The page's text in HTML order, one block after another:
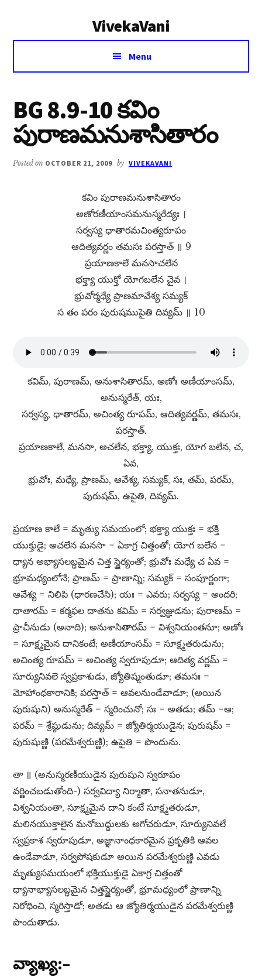
VivekaVani
Voice
Vivekananda
Menu
BG 8.9-10 కవిం
పురాణమనుశాసితారం
Posted on OCTOBER 21, 2009 by VIVEKAVANI
కవిం పురాణమనుశాసితారం
అణోరణీయాంసమనుస్మరేద్యః ।
సర్వస్య ధాతారమచింత్యరూపం
ఆదిత్యవర్ణం తమసః పరస్తాత్​ ॥ 9
ప్రయాణకాలే మనసాచలేన
భక్త్యా యుక్తో యోగబలేన చైవ ।
భ్రువోర్మధ్యే ప్రాణమావేశ్య సమ్యక్​
స తం పరం పురుషముపైతి దివ్యమ్​ ॥ 10
కవిమ్​, పురాణమ్​, అనుశాసితారమ్​, అణోః అణీయాంసమ్​,
అనుస్మరేత్​, యః,
సర్వస్య, ధాతారమ్​, అచింత్య రూపమ్​, ఆదిత్యవర్ణమ్​, తమసః,
పరస్తాత్​.
ప్రయాణకాలే, మనసా, అచలేన, భక్త్యా, యుక్తః, యోగ బలేన, చ,
ఏవ,
భ్రువోః, మధ్యే, ప్రాణమ్​, ఆవేశ్య, సమ్యక్​, సః, తమ్​, పరమ్​,
పురుషమ్​, ఉపైతి, దివ్యమ్​.
ప్రయాణ కాలే = మృత్యు సమయంలో; భక్త్యా యుక్తః = భక్తి
యుక్తుడై; అచలేన మనసా = ఏకాగ్ర చిత్తంతో; యోగ బలేన =
ధ్యాన అభ్యాసలబ్ధమైన చిత్త స్థైర్యంతో; భ్రువోః మధ్యే చ ఏవ =
భ్రూమధ్యంలోనే; ప్రాణమ్​ = ప్రాణాన్ని; సమ్యక్​ = సంపూర్ణంగా;
ఆవేశ్య = నిలిపి (ధారణచేసి); యః = ఎవరు; సర్వస్య = అందరి;
ధాతారమ్​ = కర్మఫల దాతను కవిమ్​ = సర్వజ్ఞుడను; పురాణమ్​ =
ప్రాచీనుడు (అనాది); అనుశాసితారమ్​ = విశ్వనియంతనూ; అణోః
= సూక్ష్మమైన దానికంటే; అణీయాంసమ్​ = సూక్ష్మతరుడును;
అచింత్య రూపమ్​ = అచింత్య స్వరూపుడూ; ఆదిత్య వర్ణమ్​ =
సూర్యునివలె స్వప్రకాశుడు, జ్యోతిష్మంతుడూ; తమసః =
మోహాంధకారానికి; పరస్తాత్​ = ఆవలనుండేవాడూ; (అయిన
పురుషుని) అనుస్మరేత్​ = స్మరించునో; సః = అతడు; తమ్​ =ఆ;
పరమ్​ = శ్రేష్ఠుడును; దివ్యమ్​ = జ్యోతిర్మయుడైన; పురుషమ్​ =
పురుషుణ్ణి (పరమేశ్వరుణ్ణి); ఉపైతి = పొందును.
తా ॥ (అనుస్మరణీయుడైన పురుషుని స్వరూపం
వర్ణించబడుతోంది-) సర్వవిద్యా నిర్మాతా, సనాతనుడూ,
విశ్వనియంతా, సూక్ష్మమైన దాని కంటే సూక్ష్మతరుడూ,
మలినయుక్తాలైన మనోబుద్ధులకు అగోచరుడూ, సూర్యునివలే
స్వప్రకాశ స్వరూపుడూ, అజ్ఞానాంధకారమైన ప్రకృతికి ఆవల
ఉండేవాడూ, సర్వపోషకుడూ అయిన పరమేశ్వరుణ్ణి ఎవడు
మృత్యుసమయంలో భక్తియుక్తుడై ఏకాగ్ర చిత్తంతో
ధ్యానాభ్యాసలబ్ధమైన చిత్తస్థైర్యంతో, భ్రూమధ్యంలో ప్రాణాన్ని
నిరోధించి, స్మరిస్తాడో; అతడు ఆ జ్యోతిర్మయుడైన పరమేశ్వరుణ్ణి
పొందుతాడు.
వ్యాఖ్య:–